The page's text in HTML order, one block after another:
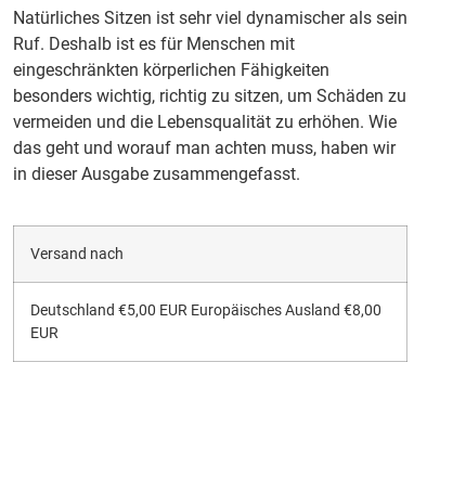
Natürliches Sitzen ist sehr viel dynamischer als sein
Ruf. Deshalb ist es für Menschen mit
eingeschränkten körperlichen Fähigkeiten
besonders wichtig, richtig zu sitzen, um Schäden zu
vermeiden und die Lebensqualität zu erhöhen. Wie
das geht und worauf man achten muss, haben wir
in dieser Ausgabe zusammengefasst.
Versand nach
Deutschland €5,00 EUR Europäisches Ausland €8,00
EUR